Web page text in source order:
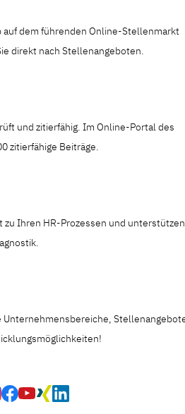
auf dem führenden Online-Stellenmarkt
direkt nach Stellenangeboten.
und zitierfähig. Im Online-Portal des
zitierfähige Beiträge.
Ihren HR-Prozessen und unterstützen
Unternehmensbereiche,